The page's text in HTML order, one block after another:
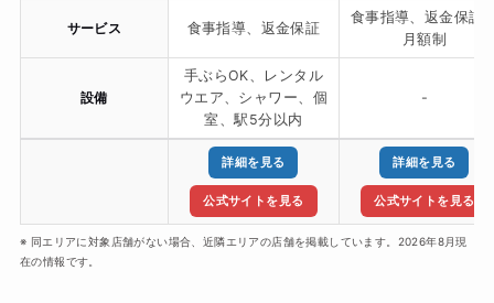
サービス 食事指導、返金保証
食事指導、返金保証
月額制
設備
手ぶらOK、レンタル
ウエア、シャワー、個
室、駅5分以内
-
詳細を見る
公式サイトを見る
詳細を見る
公式サイトを見る
※ 同エリアに対象店舗がない場合、近隣エリアの店舗を掲載しています。2026年8月現
在の情報です。